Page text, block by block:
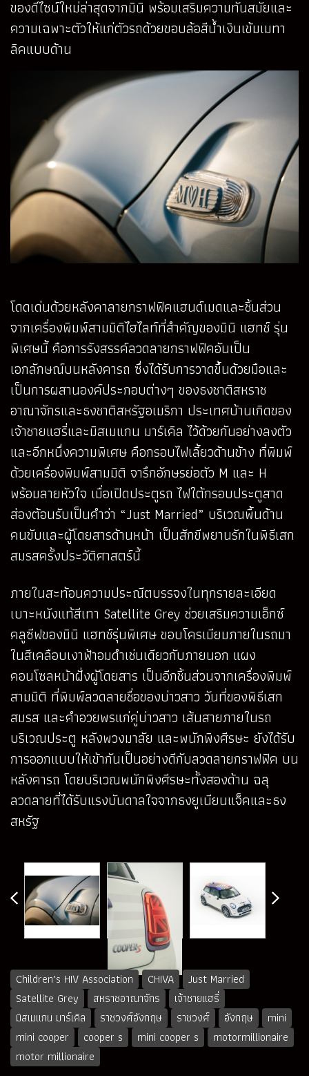
ของดีไซน์ใหม่ล่าสุดจากมินิ พร้อมเสริมความทันสมัยและ
ความเฉพาะตัวให้แก่ตัวรถด้วยขอบล้อสีน้ำเงินเข้มเมทา
ลิคแบบด้าน
โดดเด่นด้วยหลังคาลายกราฟฟิคแฮนด์เมดและชิ้นส่วน
จากเครื่องพิมพ์สามมิติไฮไลท์ที่สำคัญของมินิ แฮทช์ รุ่น
พิเศษนี้ คือการรังสรรค์ลวดลายกราฟฟิคอันเป็น
เอกลักษณ์บนหลังคารถ ซึ่งได้รับการวาดขึ้นด้วยมือและ
เป็นการผสานองค์ประกอบต่างๆ ของธงชาติสหราช
อาณาจักรและธงชาติสหรัฐอเมริกา ประเทศบ้านเกิดของ
เจ้าชายแฮรี่และมิสเมแกน มาร์เคิล ไว้ด้วยกันอย่างลงตัว
และอีกหนึ่งความพิเศษ คือกรอบไฟเลี้ยวด้านข้าง ที่พิมพ์
ด้วยเครื่องพิมพ์สามมิติ จารึกอักษรย่อตัว M และ H
พร้อมลายหัวใจ เมื่อเปิดประตูรถ ไฟใต้กรอบประตูสาด
ส่องต้อนรับเป็นคำว่า “Just Married” บริเวณพื้นด้าน
คนขับและผู้โดยสารด้านหน้า เป็นสักขีพยานรักในพิธีเสก
สมรสครั้งประวัติศาสตร์นี้
ภายในสะท้อนความประณีตบรรจงในทุกรายละเอียด
เบาะหนังแท้สีเทา Satellite Grey ช่วยเสริมความเอ็กซ์
คลูซีฟของมินิ แฮทช์รุ่นพิเศษ ขอบโครเมียมภายในรถมา
ในสีเคลือบเงาฟ้าอมดำเช่นเดียวกับภายนอก แผง
คอนโซลหน้าฝั่งผู้โดยสาร เป็นอีกชิ้นส่วนจากเครื่องพิมพ์
สามมิติ ที่พิมพ์ลวดลายชื่อของบ่าวสาว วันที่ของพิธีเสก
สมรส และคำอวยพรแก่คู่บ่าวสาว เส้นสายภายในรถ
บริเวณประตู หลังพวงมาลัย และพนักพิงศีรษะ ยังได้รับ
การออกแบบให้เข้ากันเป็นอย่างดีกับลวดลายกราฟฟิค บน
หลังคารถ โดยบริเวณพนักพิงศีรษะทั้งสองด้าน ฉลุ
ลวดลายที่ได้รับแรงบันดาลใจจากธงยูเนียนแจ็คและธง
สหรัฐ
Children’s HIV Association CHIVA
Just Married
Satellite Grey
สหราชอาณาจักร
เจ้าชายแฮรี่
มิสเมแกน มาร์เคิล
ราชวงศ์อังกฤษ ราชวงศ์ อังกฤษ
mini
mini cooper
cooper s mini cooper s
motormillionaire
motor millionaire